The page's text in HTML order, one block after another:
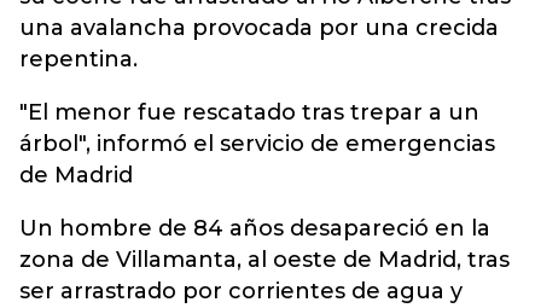
una avalancha provocada por una crecida
repentina.
"El menor fue rescatado tras trepar a un
árbol", informó el servicio de emergencias
de Madrid
Un hombre de 84 años desapareció en la
zona de Villamanta, al oeste de Madrid, tras
ser arrastrado por corrientes de agua y